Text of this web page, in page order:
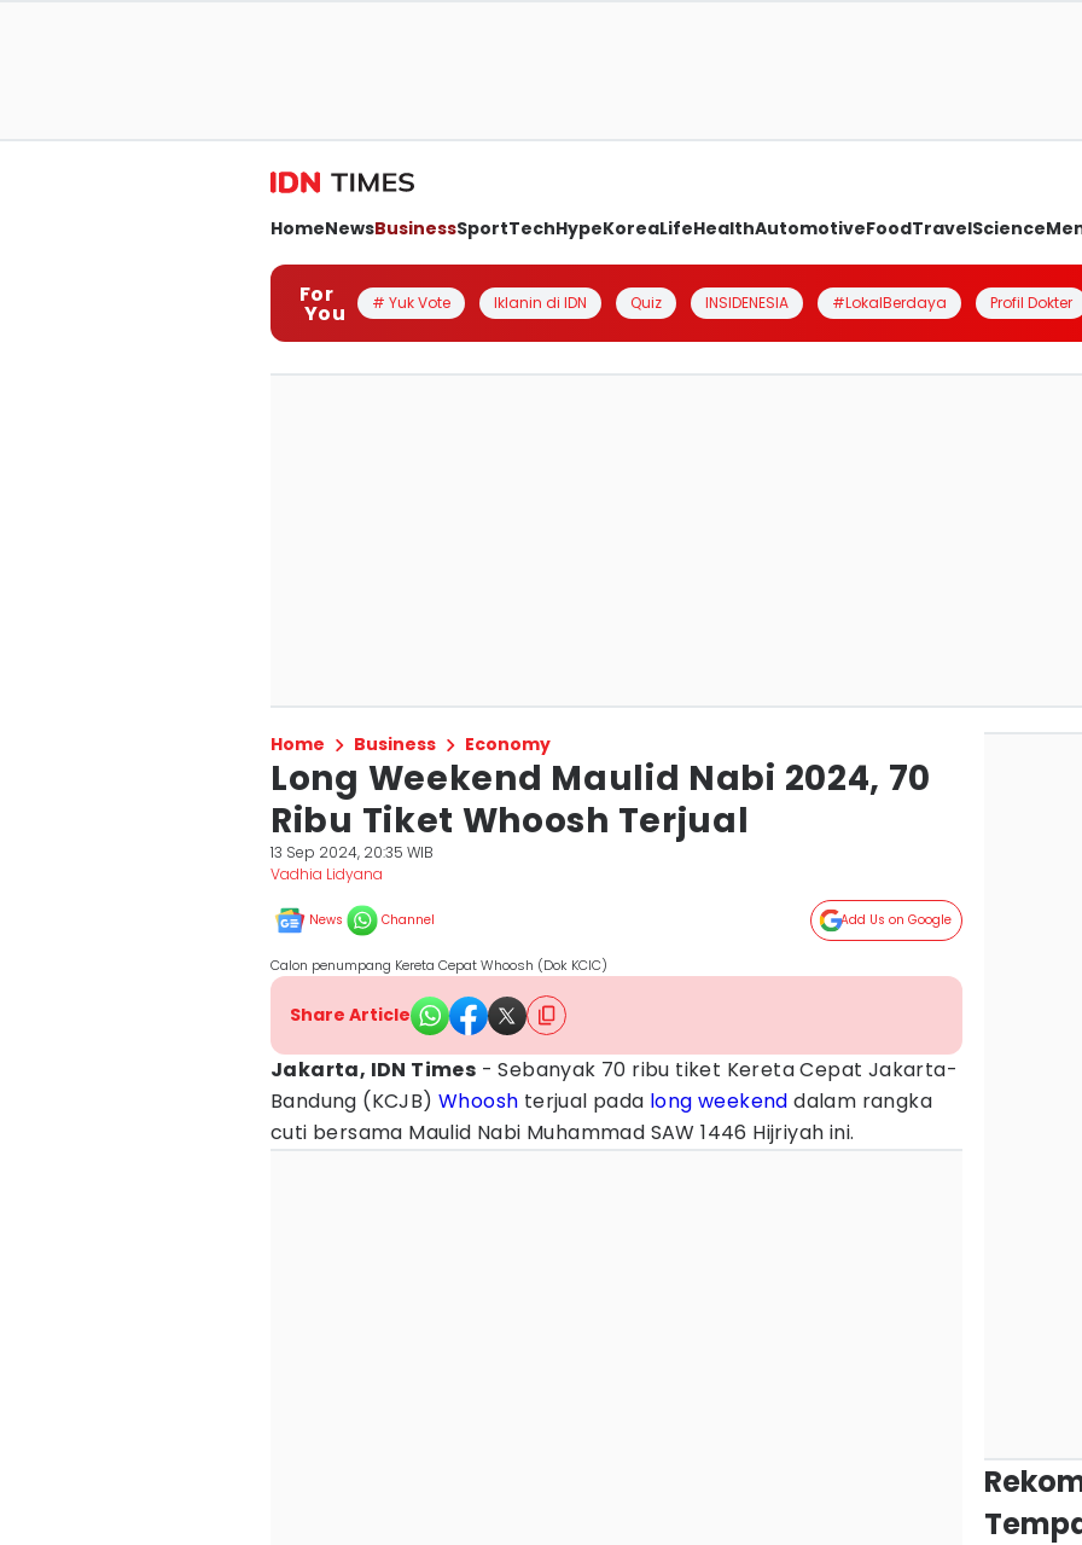
HomeNewsBusinessSportTechHypeKoreaLifeHealthAutomotiveFoodTravelScience
For
You # Yuk Vote Iklanin di IDN Quiz INSIDENESIA #LokalBerdaya Profil Dokter
Home Business Economy
Long Weekend Maulid Nabi 2024, 70
Ribu Tiket Whoosh Terjual
13 Sep 2024, 20:35 WIB
Vadhia Lidyana
News Channel Add Us on Google
Calon penumpang Kereta Cepat Whoosh (Dok KCIC)
Share Article
Jakarta, IDN Times - Sebanyak 70 ribu tiket Kereta Cepat Jakarta-
Bandung (KCJB) Whoosh terjual pada long weekend dalam rangka
cuti bersama Maulid Nabi Muhammad SAW 1446 Hijriyah ini.